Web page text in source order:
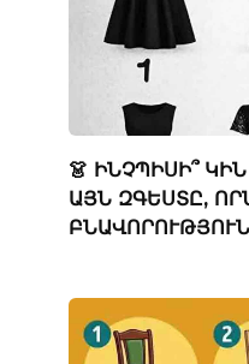
👗 ԻՆՉՊԻՍԻ՞
ԱՅՆ ԶԳԵՍՏԸ,